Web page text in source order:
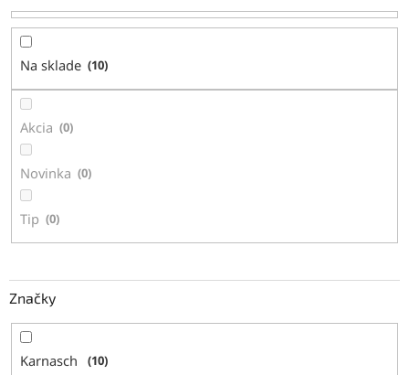
r
o
k
Na sklade 10
Akcia 0
Novinka 0
Tip 0
Značky
Karnasch 10